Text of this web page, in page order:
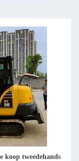
koop tweedehands